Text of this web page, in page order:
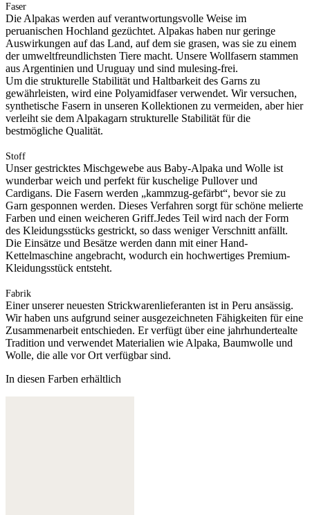
Faser
Die Alpakas werden auf verantwortungsvolle Weise im
peruanischen Hochland gezüchtet. Alpakas haben nur geringe
Auswirkungen auf das Land, auf dem sie grasen, was sie zu einem
der umweltfreundlichsten Tiere macht. Unsere Wollfasern stammen
aus Argentinien und Uruguay und sind mulesing-frei.
Um die strukturelle Stabilität und Haltbarkeit des Garns zu
gewährleisten, wird eine Polyamidfaser verwendet. Wir versuchen,
synthetische Fasern in unseren Kollektionen zu vermeiden, aber hier
verleiht sie dem Alpakagarn strukturelle Stabilität für die
bestmögliche Qualität.
Stoff
Unser gestricktes Mischgewebe aus Baby-Alpaka und Wolle ist
wunderbar weich und perfekt für kuschelige Pullover und
Cardigans. Die Fasern werden „kammzug-gefärbt“, bevor sie zu
Garn gesponnen werden. Dieses Verfahren sorgt für schöne melierte
Farben und einen weicheren Griff.Jedes Teil wird nach der Form
des Kleidungsstücks gestrickt, so dass weniger Verschnitt anfällt.
Die Einsätze und Besätze werden dann mit einer Hand-
Kettelmaschine angebracht, wodurch ein hochwertiges Premium-
Kleidungsstück entsteht.
Fabrik
Einer unserer neuesten Strickwarenlieferanten ist in Peru ansässig.
Wir haben uns aufgrund seiner ausgezeichneten Fähigkeiten für eine
Zusammenarbeit entschieden. Er verfügt über eine jahrhundertealte
Tradition und verwendet Materialien wie Alpaka, Baumwolle und
Wolle, die alle vor Ort verfügbar sind.
In diesen Farben erhältlich